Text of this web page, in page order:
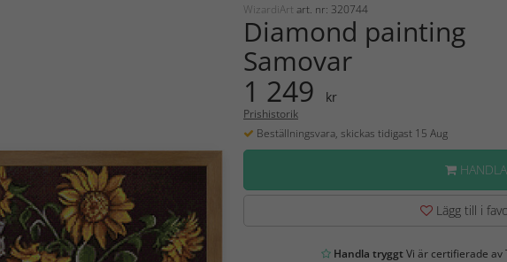
WizardiArt art. nr: 320744
Diamond painting
Samovar
1 249 kr
Prishistorik
Beställningsvara, skickas tidigast 15 Aug
HANDLA
Lägg till i
Handla tryggtVi är certifierade av